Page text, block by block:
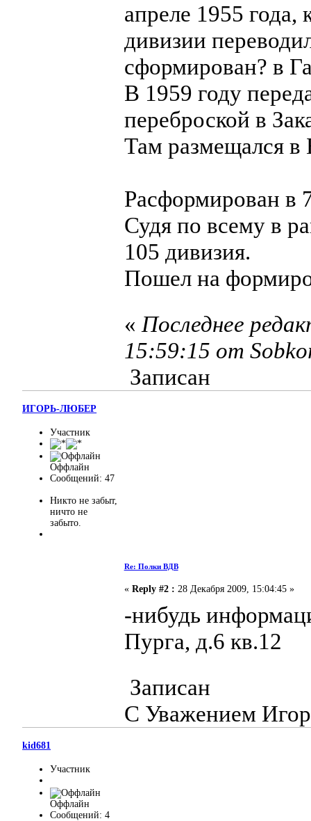
апреле 1955 года,
дивизии
сформирован? в
В 1959 году
переброской в
Там размещался в
Расформирован в
Судя по всему в
105 дивизия.
Пошел на
« Последнее
15:59:15 от
Записан
ИГОРЬ-ЛЮБЕР
Участник
Оффлайн
Сообщений: 47
Никто не забыт,
ничто не
забыто.
Re: Полки ВДВ
« Reply #2 : 28 Декабря 2009, 15:04:45 »
-нибудь
Пурга, д.6 кв.12
Записан
С Уважением
kid681
Участник
Оффлайн
Сообщений: 4